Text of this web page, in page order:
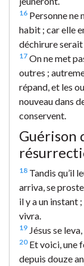
16 Personne ne
habit ; car elle
déchirure serait
17 On ne met
outres ;
répand, et les
nouveau dans
conservent.
Guérison
18 Tandis qu’il
arriva, se
il y a un instant
vivra.
19 Jésus se
20Et voici, une
depuis douze